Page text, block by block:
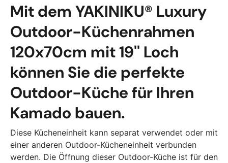
Mit dem YAKINIKU® Luxury
Outdoor-Küchenrahmen
120x70cm mit 19'' Loch
können Sie die perfekte
Outdoor-Küche für Ihren
Kamado bauen.
Diese Kücheneinheit kann separat verwendet oder mit
einer anderen Outdoor-Kücheneinheit verbunden
werden. Die Öffnung dieser Outdoor-Küche ist für den